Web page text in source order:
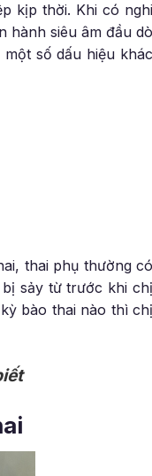
kịp thời. Khi có nghi
hành siêu âm đầu dò
số dấu hiệu khác
thai phụ thường có
sảy từ trước khi chị
bào thai nào thì chị